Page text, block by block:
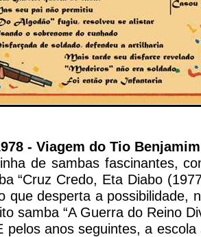
- Viagem do Tio
de sambas fascinantes,
“Cruz Credo, Eta Diabo
que desperta a possibilidade,
samba “A Guerra do Reino
pelos anos seguintes, a